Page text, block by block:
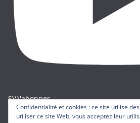
S\\\'abonner
Confidentialité et cookies : ce site utilise
utiliser ce site Web, vous acceptez leur